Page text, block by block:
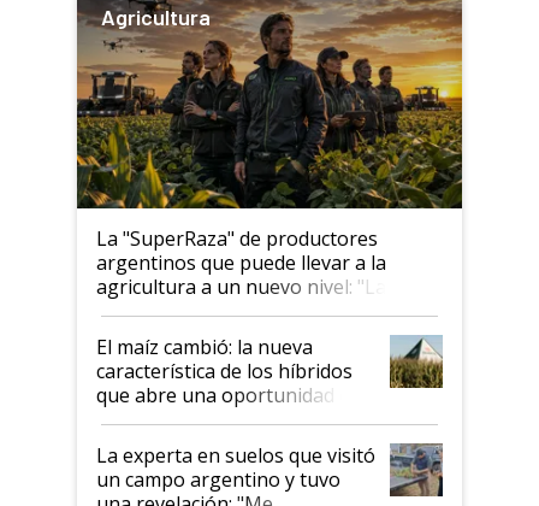
Agricultura
La "SuperRaza" de productores
argentinos que puede llevar a la
agricultura a un nuevo nivel: "Las
posibilidades de crecimiento son
infinitas"
El maíz cambió: la nueva
característica de los híbridos
que abre una oportunidad en
el lote
La experta en suelos que visitó
un campo argentino y tuvo